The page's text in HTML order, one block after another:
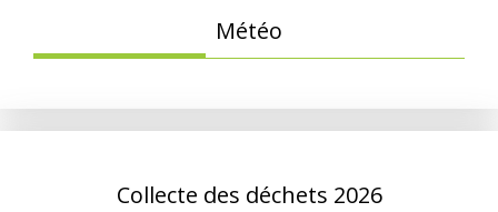
Météo
Collecte des déchets 2026